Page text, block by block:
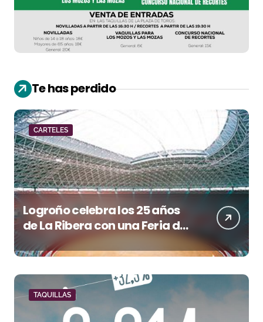
Te has perdido
CARTELES
Logroño celebra los 25 años
de La Ribera con una Feria de
San Mateo de máxima
categoría
TAQUILLAS